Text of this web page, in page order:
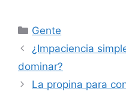
Categorías
Gente
¿Impaciencia
dominar?
La propina para